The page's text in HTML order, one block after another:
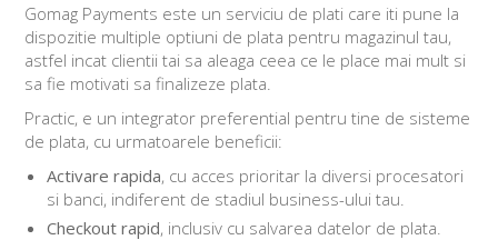
Gomag Payments este un serviciu de plati care iti pune la
dispozitie multiple optiuni de plata pentru magazinul tau,
astfel incat clientii tai sa aleaga ceea ce le place mai mult si
sa fie motivati sa finalizeze plata.
Practic, e un integrator preferential pentru tine de sisteme
de plata, cu urmatoarele beneficii:
Activare rapida, cu acces prioritar la diversi procesatori
si banci, indiferent de stadiul business-ului tau.
Checkout rapid, inclusiv cu salvarea datelor de plata.